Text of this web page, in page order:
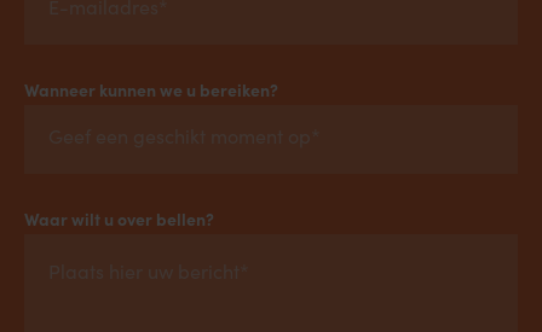
Wanneer kunnen we u bereiken?
Waar wilt u over bellen?